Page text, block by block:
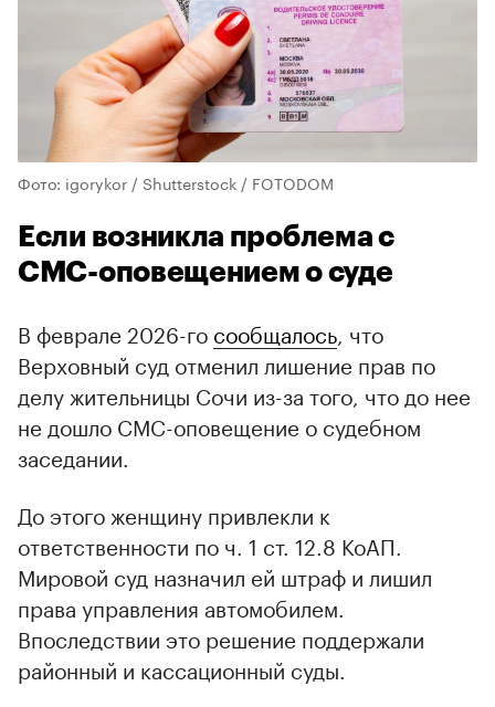
Фото: igorykor / Shutterstock / FOTODOM
Если возникла проблема с
СМС-оповещением о суде
В феврале 2026-го сообщалось , что
Верховный суд отменил лишение прав по
делу жительницы Сочи из-за того, что до нее
не дошло СМС-оповещение о судебном
заседании.
До этого женщину привлекли к
ответственности по ч. 1 ст. 12.8 КоАП.
Мировой суд назначил ей штраф и лишил
права управления автомобилем.
Впоследствии это решение поддержали
районный и кассационный суды.